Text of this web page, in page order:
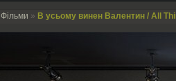
Фільми » В усьому винен Валентин / All